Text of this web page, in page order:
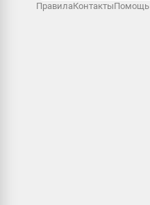
ПравилаКонтактыПомощь